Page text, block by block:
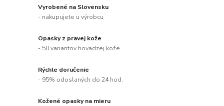
Vyrobené na Slovensku
- nakupujete u výrobcu
Opasky z pravej kože
- 50 variantov hovädzej kože
Rýchle doručenie
- 95% odoslaných do 24 hod.
Kožené opasky na mieru